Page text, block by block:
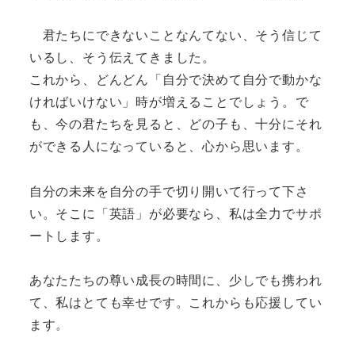
君たちにできないことなんてない、そう信じて
いるし、そう伝えてきました。
これから、どんどん「自分で決めて自分で動かな
ければいけない」時が増えることでしょう。で
も、今の君たちを見ると、どの子も、十分にそれ
ができる人になっていると、心から思います。
自分の未来を自分の手で切り開いて行って下さ
い。そこに「英語」が必要なら、私は全力でサポ
ートします。
あなたたちの尊い成長の時間に、少しでも携われ
て、私はとても幸せです。これからも応援してい
ます。